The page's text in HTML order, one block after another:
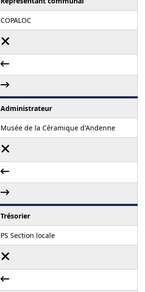
COPALOC
Administrateur
Musée de la Céramique d'Andenne
Trésorier
PS Section locale